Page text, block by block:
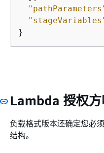
Lambda 授权
负载格式版本还确定您必
结构。